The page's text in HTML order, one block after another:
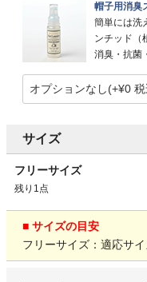
帽子用消臭
簡単には洗
ンチッド（
消臭・抗菌
サイズ
フリーサイズ
残り1点
■ サイズの目安
フリーサイズ：適応サ